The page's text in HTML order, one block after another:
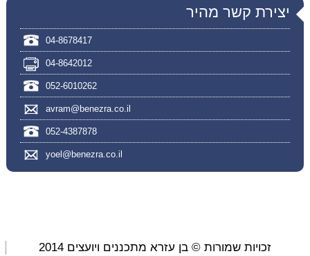
יצירת קשר מהיר
04-8678417
04-8642012
052-6010262
avram@benezra.co.il
052-4387878
yoel@benezra.co.il
זכויות שמורות © בן עזרא מתכננים ויועצים 2014